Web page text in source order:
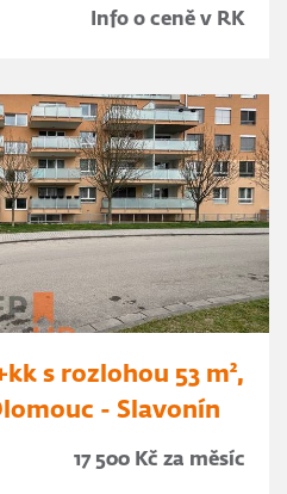
Info o ceně v RK
s rozlohou 53 m²,
- Slavonín
17 500 Kč za měsíc